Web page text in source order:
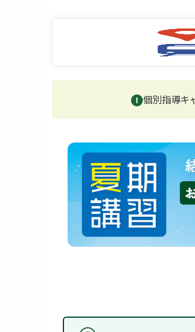
! 個別指導キ